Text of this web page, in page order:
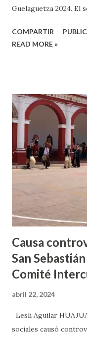
Guelaguetza 2024. El
cultural, quienes se
el protocolo y como
embargo, es parte de
Juxtlahuaca. Por su
Cultural Indígena de
presenta son: la
ejecutaron sus
se fusionaron las
este baile un icon...
COMPARTIR
READ MORE »
Causa
San
Comité
abril 22, 2024
Lesli Aguilar
sociales causó